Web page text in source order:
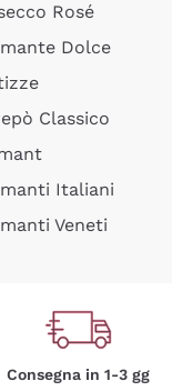
Rosé
Dolce
Classico
Italiani
Veneti
Consegna in 1-3 gg